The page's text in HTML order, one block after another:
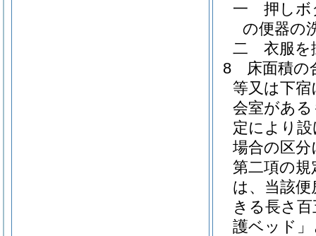
一
押しボ
の便器の
二
衣服を
8
床面積の
等又は下
会室があ
定により
場合の区分
第二項の
は、当該便
きる長さ
護ベッド